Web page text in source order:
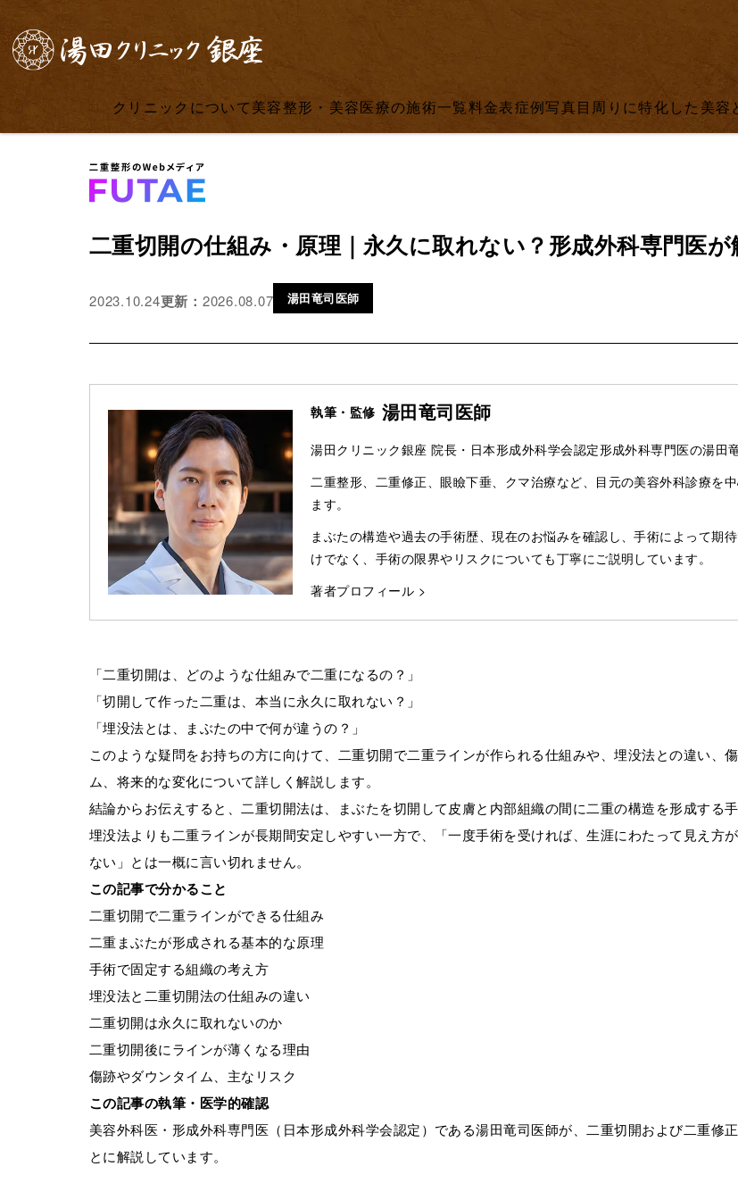
クリニックについて 美容整形・美容医療の施術一覧料金表症例写真 目周りに特化した美容
二重切開の仕組み・原理｜永久に取れない？形成外科専門医が
2023.10.24更新： 2026.08.07 湯田竜司医師
執筆・監修 湯田竜司医師
湯田クリニック銀座 院長・日本形成外科学会認定形成外科専門医の湯田竜
二重整形、二重修正、眼瞼下垂、クマ治療など、目元の美容外科診療を
ます。
まぶたの構造や過去の手術歴、現在のお悩みを確認し、手術によって期
けでなく、手術の限界やリスクについても丁寧にご説明しています。
著者プロフィール >
「二重切開は、どのような仕組みで二重になるの？」
「切開して作った二重は、本当に永久に取れない？」
「埋没法とは、まぶたの中で何が違うの？」
このような疑問をお持ちの方に向けて、二重切開で二重ラインが作られる仕組みや、埋没法との違い、
ム、将来的な変化について詳しく解説します。
結論からお伝えすると、二重切開法は、まぶたを切開して皮膚と内部組織の間に二重の構造を形成する手
埋没法よりも二重ラインが長期間安定しやすい一方で、「一度手術を受ければ、生涯にわたって見え方
ない」とは一概に言い切れません。
この記事で分かること
二重切開で二重ラインができる仕組み
二重まぶたが形成される基本的な原理
手術で固定する組織の考え方
埋没法と二重切開法の仕組みの違い
二重切開は永久に取れないのか
二重切開後にラインが薄くなる理由
傷跡やダウンタイム、主なリスク
この記事の執筆・医学的確認
美容外科医・形成外科専門医（日本形成外科学会認定）である湯田竜司医師が、二重切開および二重修
とに解説しています。